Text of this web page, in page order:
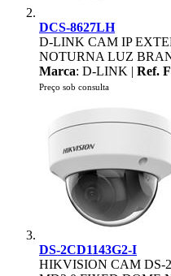
DCS-8627LH
D-LINK CAM IP
NOTURNA LUZ
Marca: D-LINK | Ref.
Preço sob consulta
DS-2CD1143G2-I
HIKVISION CAM DS-